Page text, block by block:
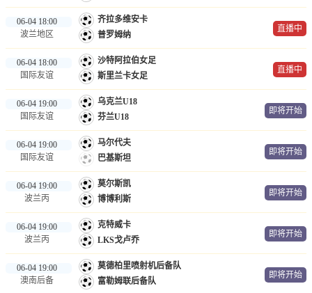
06-04 18:00
波兰地区
齐拉多维安卡
普罗姆纳
直播中
06-04 18:00
国际友谊
沙特阿拉伯女足
斯里兰卡女足
直播中
06-04 19:00
国际友谊
乌克兰U18
芬兰U18
即将开始
06-04 19:00
国际友谊
马尔代夫
巴基斯坦
即将开始
06-04 19:00
波兰丙
莫尔斯凯
博博利斯
即将开始
06-04 19:00
波兰丙
克特威卡
LKS戈卢乔
即将开始
06-04 19:00
澳南后备
莫德柏里喷射机后备队
富勒姆联后备队
即将开始